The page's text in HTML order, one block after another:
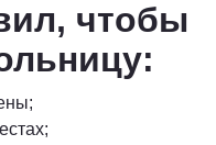
чтобы